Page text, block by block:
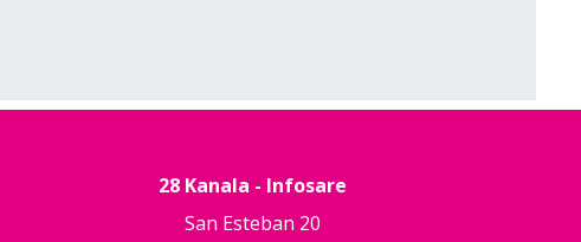
28 Kanala - Infosare
San Esteban 20